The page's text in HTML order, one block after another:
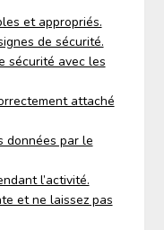
et appropriés.
de sécurité.
sécurité avec les
attaché
données par le
l’activité.
et ne laissez pas